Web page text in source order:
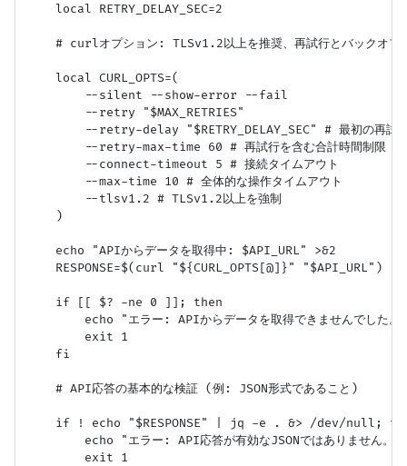
    local RETRY_DELAY_SEC=2
# curlオプション: TLSv1.2以上を推奨、再試行とバックオフ
    local CURL_OPTS=(
        --silent --show-error --fail
        --retry "$MAX_RETRIES"
--retry-delay "$RETRY_DELAY_SEC" # 最初の再試
        --retry-max-time 60 # 再試行を含む合計時間制限
        --connect-timeout 5 # 接続タイムアウト
        --max-time 10 # 全体的な操作タイムアウト
        --tlsv1.2 # TLSv1.2以上を強制
    )
    echo "APIからデータを取得中: $API_URL" >&2
    RESPONSE=$(curl "${CURL_OPTS[@]}" "$API_URL")
    if [[ $? -ne 0 ]]; then
echo "エラー: APIからデータを取得できませんでした
        exit 1
    fi
    # API応答の基本的な検証 (例: JSON形式であること)
if ! echo "$RESPONSE" | jq -e . &> /dev/null;
echo "エラー: API応答が有効なJSONではありません。
        exit 1